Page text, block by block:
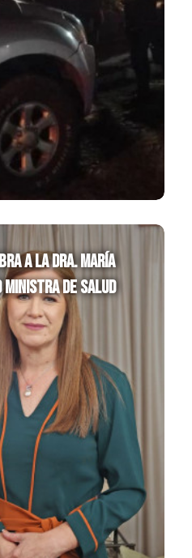
a la Dra. María
Ministra de Salud